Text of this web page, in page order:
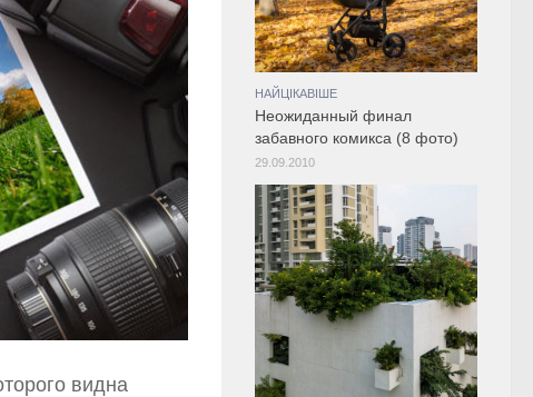
видна
НАЙЦІКАВІШЕ
Неожиданный финал
забавного комикса (8 фото)
29.09.2010